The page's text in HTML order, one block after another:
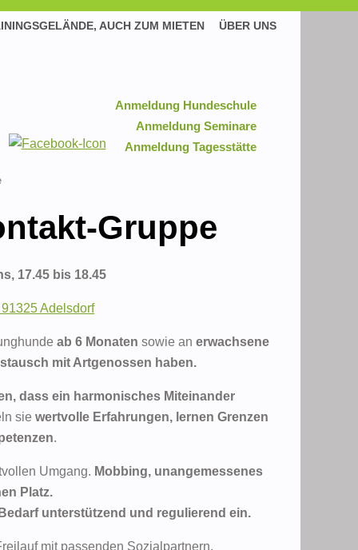
AUCH ZUM MIETEN ÜBER UNS
Anmeldung Hundeschule
Anmeldung Seminare
Anmeldung Tagesstätte
Gruppe
17.45 bis 18.45
Adelsdorf
ab 6 Monaten sowie anerwachsene
mit Artgenossen haben.
dass ein harmonisches Miteinander
siewertvolle Erfahrungen, lernen Grenzen
.
Umgang. Mobbing, unangemessenes
Platz.
unterstützend und regulierend ein.
mit passenden Sozialpartnern.